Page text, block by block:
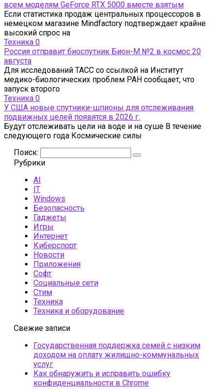
всем моделям GeForce RTX 5000 вместе взятым
Если статистика продаж центральных процессоров в
немецком магазине Mindfactory подтверждает крайне
высокий спрос на
Техника 0
Россия отправит биоспутник Бион-М №2 в космос 20
августа
Для исследований ТАСС со ссылкой на Институт
медико-биологических проблем РАН сообщает, что
запуск второго
Техника 0
У США новые спутники-шпионы для отслеживания
подвижных целей появятся в 2026 г.
Будут отслеживать цели на воде и на суше В течение
следующего года Космические силы
Поиск:
Рубрики
AI
IT
Windows
Безопасность
Гаджеты
Игры
Интернет
Киберспорт
Новости
Приложения
Софт
Социальные сети
Стим
Техника
Техника и оборудование
Свежие записи
Государственная поддержка семей с низким
доходом на оплату жилищно-коммунальных
услуг
Как обнаружить и исправить ошибку
конфиденциальности в Chrome